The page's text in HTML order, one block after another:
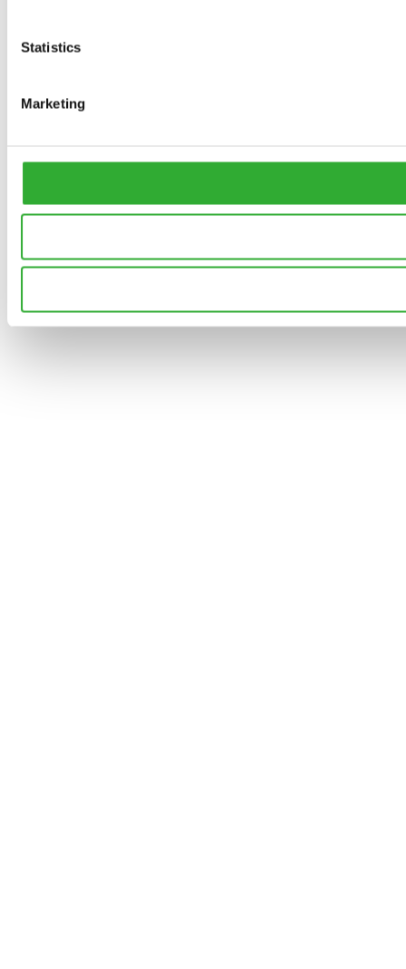
Statistics
Marketing